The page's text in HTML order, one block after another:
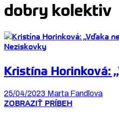
dobry kolektiv
Neziskovky
Kristína Horinková:
25/04/2023 Marta Fandlova
ZOBRAZIŤ PRÍBEH